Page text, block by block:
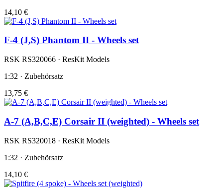
14,10 €
F-4 (J,S) Phantom II - Wheels set
RSK RS320066 · ResKit Models
1:32 · Zubehörsatz
13,75 €
A-7 (A,B,C,E) Corsair II (weighted) - Wheels set
RSK RS320018 · ResKit Models
1:32 · Zubehörsatz
14,10 €